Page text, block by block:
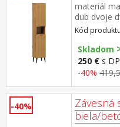
materiál
dub dvoje
jedna nika
pravú
návode
Kód
Skladom
250 € s
-40%
-40%
Závesná
biela/